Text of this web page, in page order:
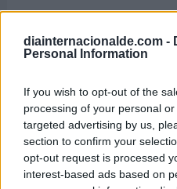
diainternacionalde.com -
Personal Information
If you wish to opt-out of the
processing of your personal
targeted advertising by us,
section to confirm your
opt-out request is processed
interest-based ads based on
Semana
Artística
Del 19 al 22 de mayo
Semana de África
Del 25 al 31 de mayo
Semana Europea